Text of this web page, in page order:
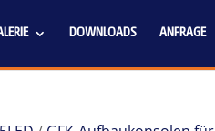
DOWNLOADS ANFRAGE